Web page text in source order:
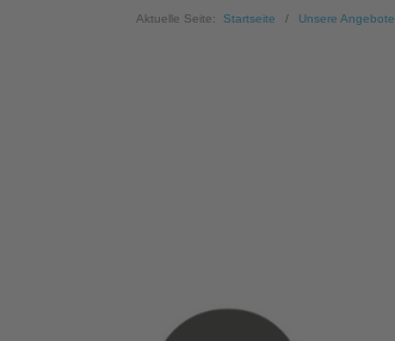
Aktuelle Seite: Startseite Unsere Angebote